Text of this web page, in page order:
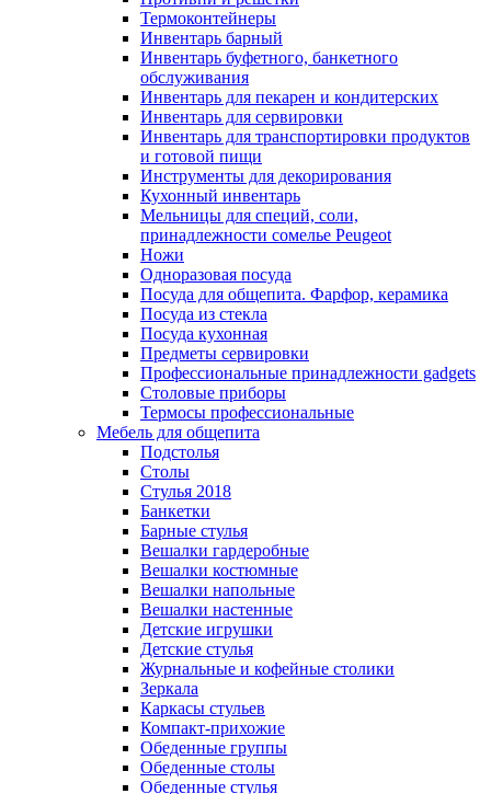
Термоконтейнеры
Инвентарь барный
Инвентарь буфетного, банкетного
обслуживания
Инвентарь для пекарен и кондитерских
Инвентарь для сервировки
Инвентарь для транспортировки продуктов
и готовой пищи
Инструменты для декорирования
Кухонный инвентарь
Мельницы для специй, соли,
принадлежности сомелье Peugeot
Ножи
Одноразовая посуда
Посуда для общепита. Фарфор, керамика
Посуда из стекла
Посуда кухонная
Предметы сервировки
Профессиональные принадлежности gadgets
Столовые приборы
Термосы профессиональные
Мебель для общепита
Подстолья
Столы
Стулья 2018
Банкетки
Барные стулья
Вешалки гардеробные
Вешалки костюмные
Вешалки напольные
Вешалки настенные
Детские игрушки
Детские стулья
Журнальные и кофейные столики
Зеркала
Каркасы стульев
Компакт-прихожие
Обеденные группы
Обеденные столы
Обеденные стулья